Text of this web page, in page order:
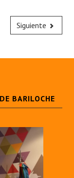
Siguiente
BARILOCHE